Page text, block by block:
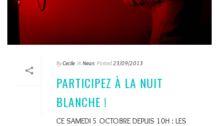
ByCecile In News Posted 23/09/2013
PARTICIPEZ À LA NUIT
BLANCHE !
CE SAMEDI 5 OCTOBRE DEPUIS 10H : LES